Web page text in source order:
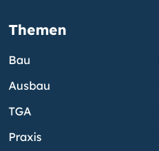
Themen
Bau
Ausbau
TGA
Praxis